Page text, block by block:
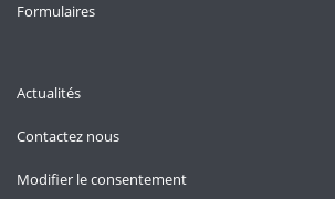
Formulaires
Actualités
Contactez nous
Modifier le consentement